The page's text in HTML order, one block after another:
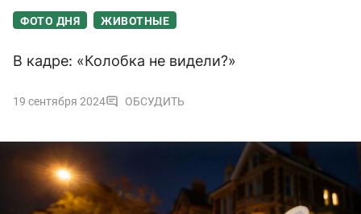
ФОТО ДНЯ ЖИВОТНЫЕ
В кадре: «Колобка не видели?»
19 сентября 2024 ОБСУДИТЬ